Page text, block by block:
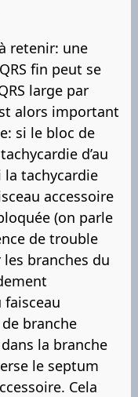
retenir: une
fin peut se
large par
alors important
si le bloc de
d’au
tachycardie
accessoire
(on parle
de trouble
branches du
branche
la branche
le septum
Cela